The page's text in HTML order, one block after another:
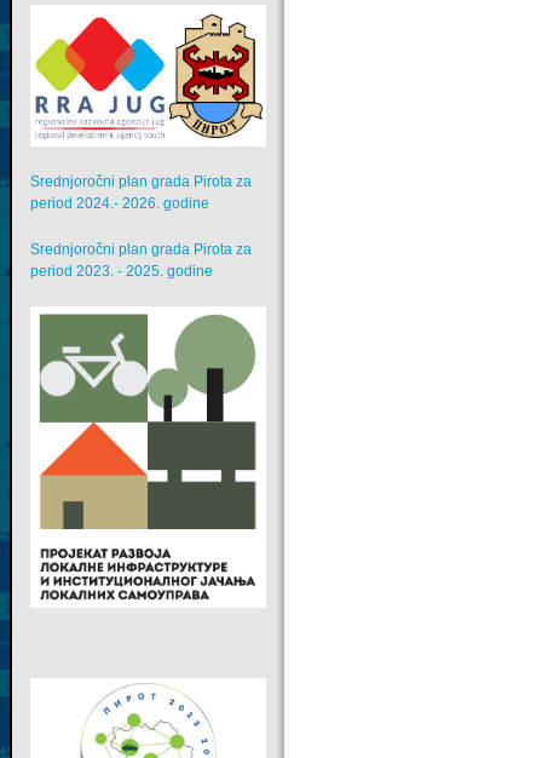
Srednjoročni plan grada Pirota za
period 2024.- 2026. godine
Srednjoročni plan grada Pirota za
period 2023. - 2025. godine